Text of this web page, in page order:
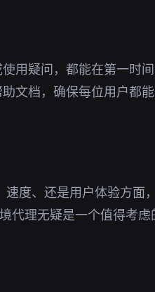
用疑问，都能在第一时
文档，确保每位用户都
度、还是用户体验方面
代理无疑是一个值得考虑